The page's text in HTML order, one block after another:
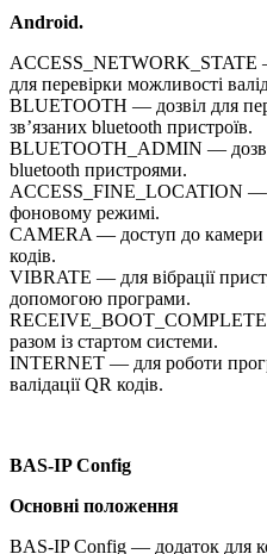
Android.
ACCESS_NETWORK_STATE
для перевірки можливості
BLUETOOTH — дозвіл для
зв’язаних bluetooth пристроїв.
BLUETOOTH_ADMIN —
bluetooth пристроями.
ACCESS_FINE_LOCATION —
фоновому режимі.
CAMERA — доступ до камери
кодів.
VIBRATE — для вібрації
допомогою програми.
разом із стартом системи.
INTERNET — для роботи
валідації QR кодів.
BAS-IP Config
Основні положення
BAS-IP Config — додаток для